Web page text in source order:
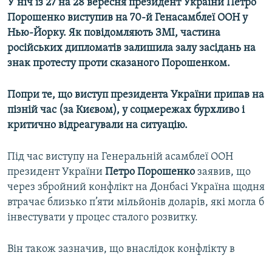
У ніч із 27 на 28 вересня президент України Петро
Порошенко виступив на 70-й Генасамблеї ООН у
Нью-Йорку. Як повідомляють ЗМІ, частина
російських дипломатів залишила залу засідань на
знак протесту проти сказаного Порошенком.
Попри те, що виступ президента України припав на
пізній час (за Києвом), у соцмережах бурхливо і
критично відреагували на ситуацію.
Під час виступу на Генеральній асамблеї ООН
президент України Петро Порошенко заявив, що
через збройний конфлікт на Донбасі Україна щодня
втрачає близько п’яти мільйонів доларів, які могла б
інвестувати у процес сталого розвитку.
Він також зазначив, що внаслідок конфлікту в